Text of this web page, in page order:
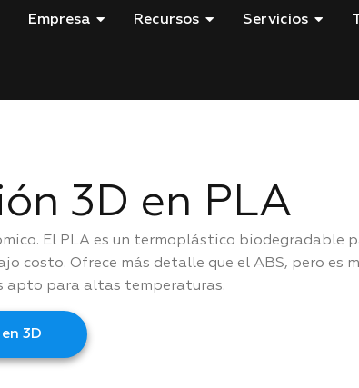
Empresa Recursos Servicios
3D en PLA
El PLA es un termoplástico biodegradable
costo. Ofrece más detalle que el ABS, pero es
apto para altas temperaturas.
3D